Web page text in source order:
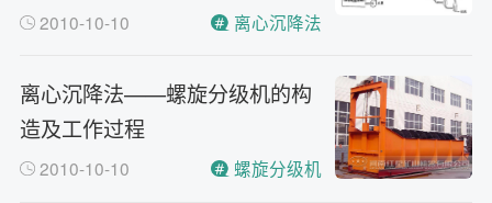
砂机，HX制砂机等
河南省郑州市高新技术开发区梧
桐街与红松路交叉口中国高端矿
机生产出口基地园区
问 制砂机最小的产量是多少？
2010-10-10 离心沉降法
离心沉降法——螺旋分级机的构
造及工作过程
2010-10-10 螺旋分级机